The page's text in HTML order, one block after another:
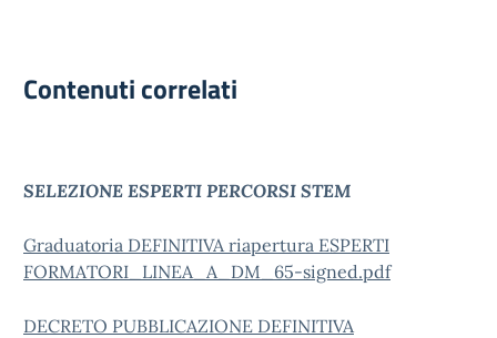
Contenuti correlati
SELEZIONE ESPERTI PERCORSI STEM
Graduatoria DEFINITIVA riapertura ESPERTI
FORMATORI_LINEA_A_DM_65-signed.pdf
DECRETO PUBBLICAZIONE DEFINITIVA